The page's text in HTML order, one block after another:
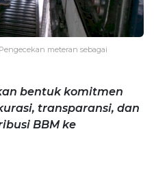
meteran sebagai
bentuk komitmen
transparansi, dan
BBM ke